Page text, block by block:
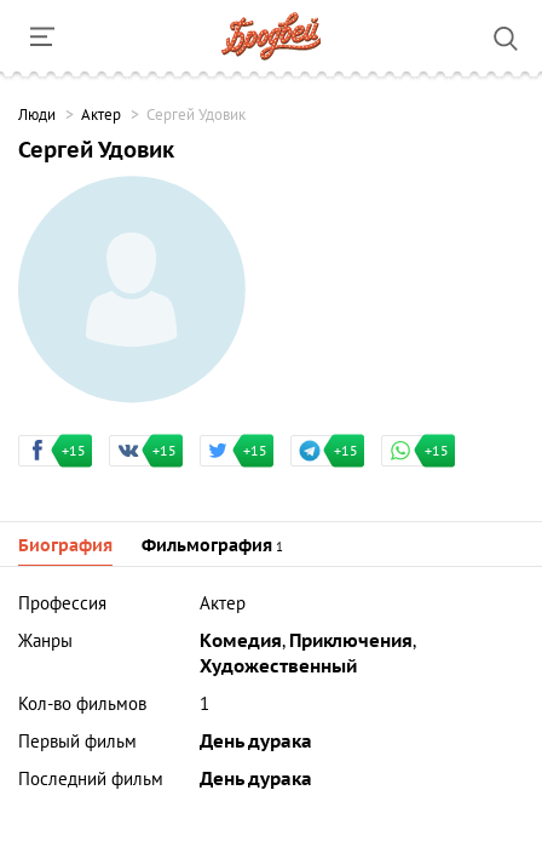
Люди Актер Сергей Удовик
Сергей Удовик
+15 +15 +15 +15 +15
Биография Фильмография 1
Профессия
Актер
Жанры
Комедия, Приключения,
Художественный
Кол-во фильмов
1
Первый фильм
День дурака
Последний фильм
День дурака